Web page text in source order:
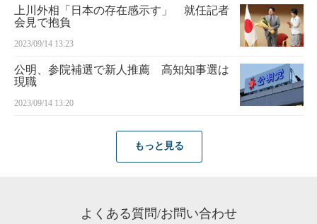
上川外相「日本の存在感示す」 就任記者
会見で抱負
2023/09/14 13:23
公明、参院補選で新人推薦 高知知事選は
現職
2023/09/14 13:20
もっと見る
よくある質問/お問い合わせ